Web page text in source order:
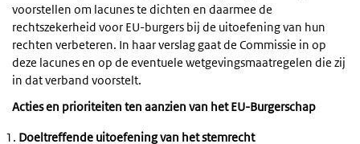
voorstellen om lacunes te dichten en daarmee de
rechtszekerheid voor EU-burgers bij de uitoefening van hun
rechten verbeteren. In haar verslag gaat de Commissie in op
deze lacunes en op de eventuele wetgevingsmaatregelen die zij
in dat verband voorstelt.
Acties en prioriteiten ten aanzien van het EU-Burgerschap
Doeltreffende uitoefening van het stemrecht